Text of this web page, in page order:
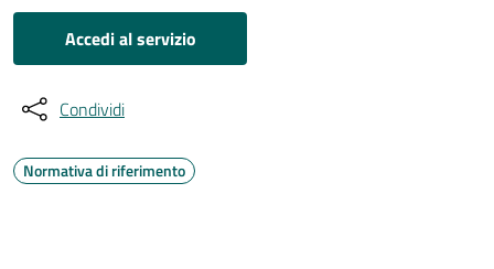
Accedi al servizio
Condividi
Normativa di riferimento